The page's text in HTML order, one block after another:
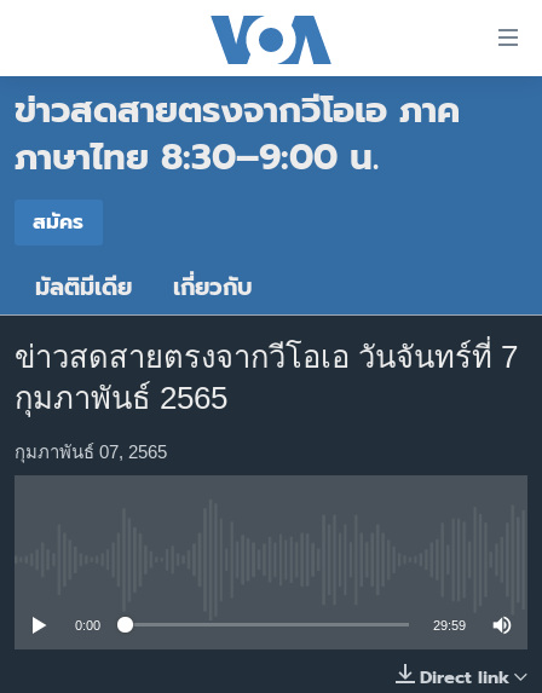
ต่อ
ไป
หลัก
หน้า
หลัก
ไป
การ
หน้าหลัก
โลก
เอเชีย
ไทย
ธุรกิจ
วิทยาศาสตร์
ไลฟ์สไตล์
ข่าวสดสายตรงจากวีโอเอ ภาค
ภาษาไทย 8:30–9:00 น.
สมัคร
สมัคร
มัลติมีเดีย เกี่ยวกับ
ข่าวสดสายตรงจากวีโอเอ วันจันทร์ที่ 7
กุมภาพันธ์ 2565
กุมภาพันธ์ 07, 2565
0:00 29:59
Direct link